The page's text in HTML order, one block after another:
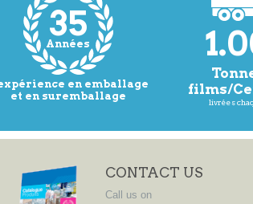
35
Années
en emballage
et en suremballage
films/
livrées
CONTACT US
Call us on